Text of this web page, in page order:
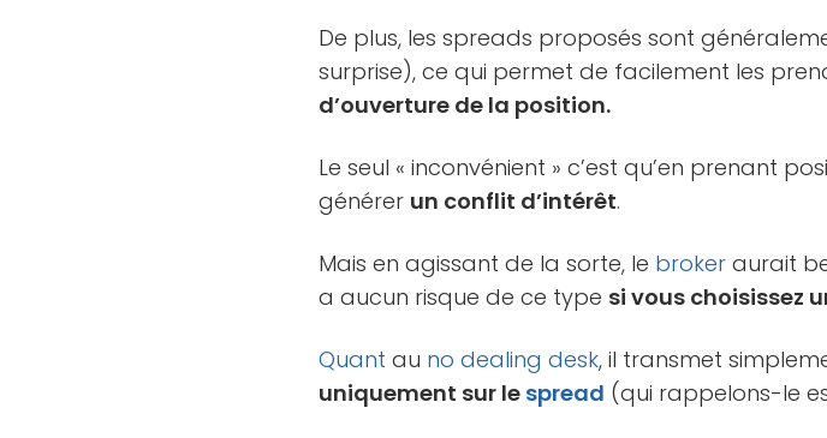
De plus, les spreads proposés sont
surprise), ce qui permet de facilement les
d’ouverture de la position.
Le seul « inconvénient » c’est qu’en prenant
générer un conflit d’intérêt.
Mais en agissant de la sorte, le broker aurait
a aucun risque de ce type si vous choisissez
Quant au no dealing desk, il transmet
uniquement sur le spread (qui rappelons-le